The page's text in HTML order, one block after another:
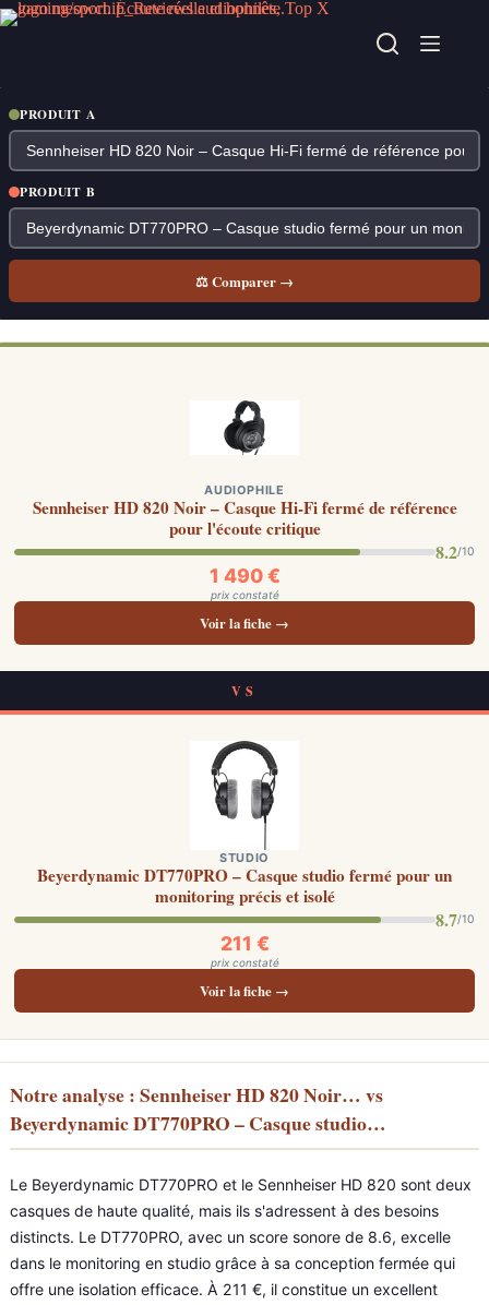
Passer
au
PRODUIT A
PRODUIT B
⚖ Comparer →
AUDIOPHILE
Sennheiser HD 820 Noir – Casque Hi-Fi fermé de référence
pour l'écoute critique
8.2/10
1 490 €
prix constaté
Voir la fiche →
VS
STUDIO
Beyerdynamic DT770PRO – Casque studio fermé pour un
monitoring précis et isolé
8.7/10
211 €
prix constaté
Voir la fiche →
Notre analyse : Sennheiser HD 820 Noir… vs
Beyerdynamic DT770PRO – Casque studio…
Le Beyerdynamic DT770PRO et le Sennheiser HD 820 sont deux
casques de haute qualité, mais ils s'adressent à des besoins
distincts. Le DT770PRO, avec un score sonore de 8.6, excelle
dans le monitoring en studio grâce à sa conception fermée qui
offre une isolation efficace. À 211 €, il constitue un excellent